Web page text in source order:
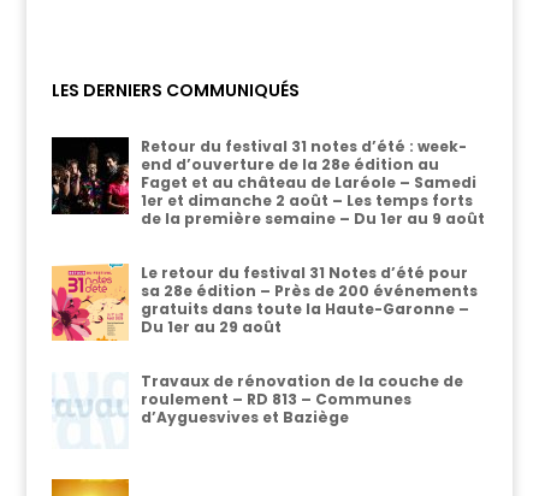
LES DERNIERS COMMUNIQUÉS
Retour du festival 31 notes d’été : week-
end d’ouverture de la 28e édition au
Faget et au château de Laréole – Samedi
1er et dimanche 2 août – Les temps forts
de la première semaine – Du 1er au 9 août
Le retour du festival 31 Notes d’été pour
sa 28e édition – Près de 200 événements
gratuits dans toute la Haute-Garonne –
Du 1er au 29 août
Travaux de rénovation de la couche de
roulement – RD 813 – Communes
d’Ayguesvives et Baziège